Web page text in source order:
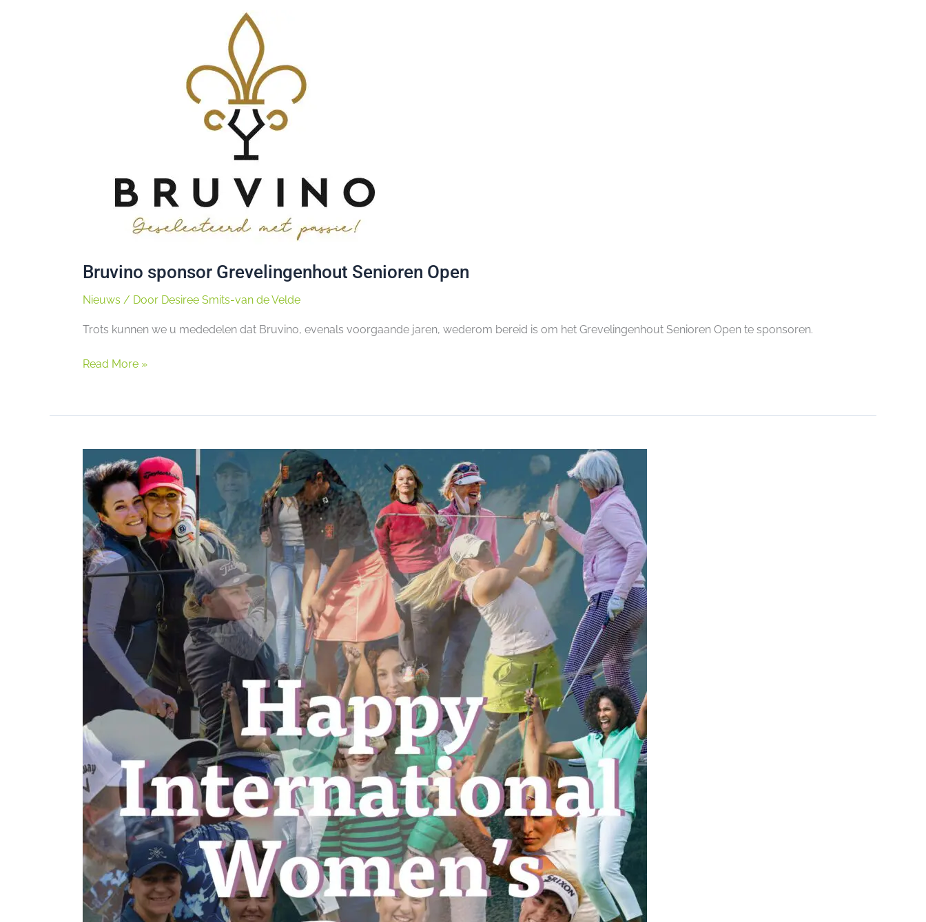
Bruvino sponsor Grevelingenhout Senioren Open
Nieuws / Door Desiree Smits-van de Velde
Trots kunnen we u mededelen dat Bruvino, evenals voorgaande jaren, wederom bereid is om het Grevelingenhout Senioren Open te sponsoren.
Read More »
International’s
Women’s
Day